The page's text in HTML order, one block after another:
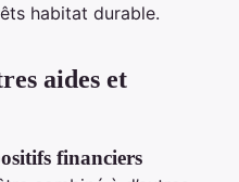
habitat durable.
aides et
financiers